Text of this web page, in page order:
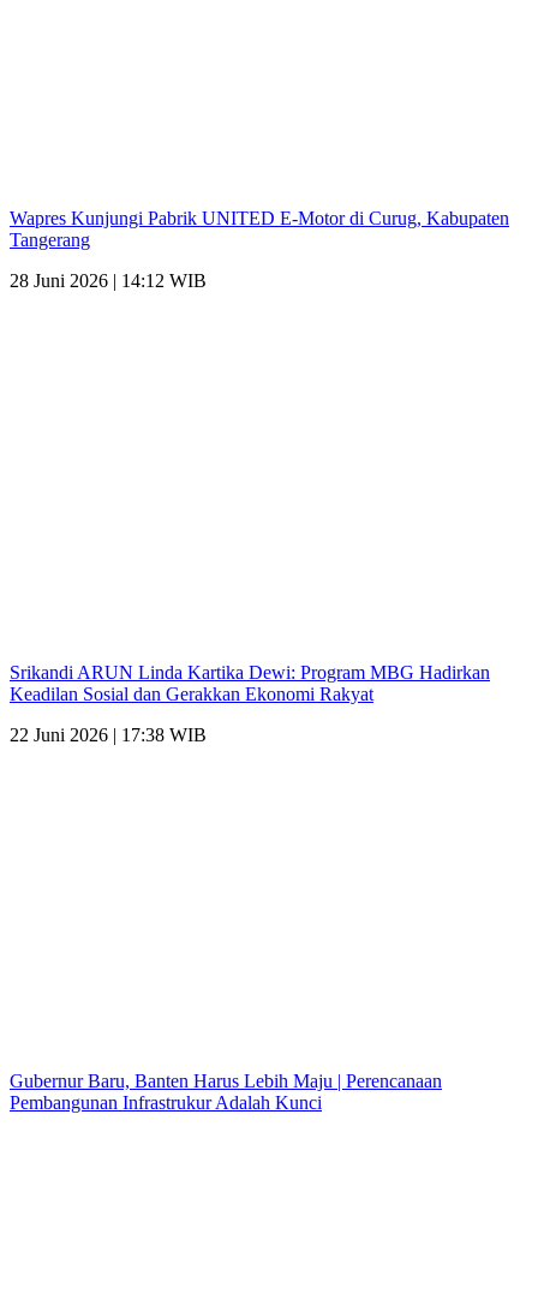
Wapres Kunjungi Pabrik UNITED E-Motor di Curug, Kabupaten
Tangerang
28 Juni 2026 | 14:12 WIB
Srikandi ARUN Linda Kartika Dewi: Program MBG Hadirkan
Keadilan Sosial dan Gerakkan Ekonomi Rakyat
22 Juni 2026 | 17:38 WIB
Gubernur Baru, Banten Harus Lebih Maju | Perencanaan
Pembangunan Infrastrukur Adalah Kunci